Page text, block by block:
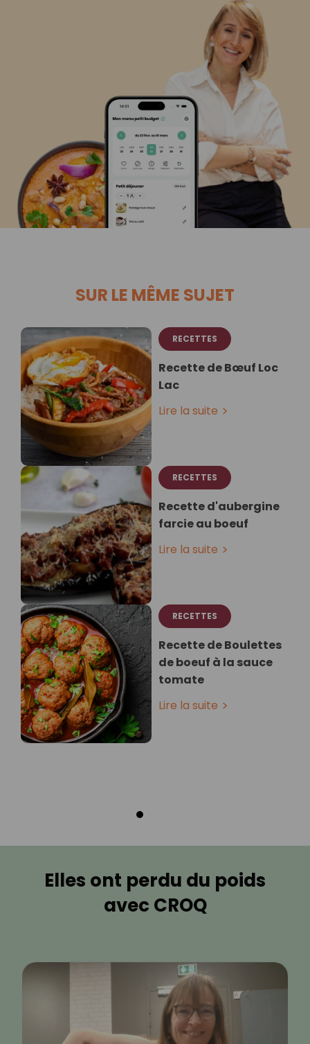
SUR LE MÊME SUJET
RECETTES
Recette de Bœuf Loc
Lac
Lire la suite
RECETTES
Recette d'aubergine
farcie au boeuf
Lire la suite
RECETTES
Recette de Boulettes
de boeuf à la sauce
tomate
Lire la suite
Elles ont perdu du poids
avec CROQ